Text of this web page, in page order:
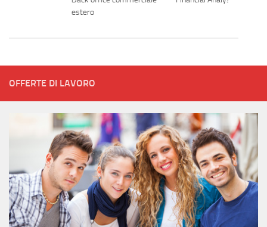
estero
OFFERTE DI LAVORO